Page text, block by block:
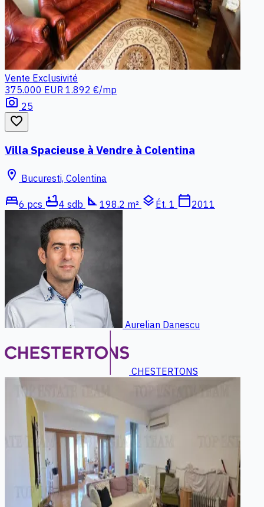
Vente Exclusivité
375.000 EUR 1.892 €/mp
photo_camera 25
favorite_border
Villa Spacieuse à Vendre à Colentina
location_on Bucuresti, Colentina
bed6 pcs bathtub4 sdb square_foot 198.2 m² layers Ét. 1 calendar_today2011
Aurelian Danescu
CHESTERTONS